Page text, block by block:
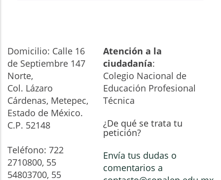
Domicilio: Calle 16
de Septiembre 147
Norte,
Col. Lázaro
Cárdenas, Metepec,
Estado de México.
C.P. 52148
Teléfono: 722
2710800, 55
54803700, 55
Atención a la
ciudadanía:
Colegio Nacional de
Educación Profesional
Técnica
¿De qué se trata tu
petición?
Envía tus dudas o
comentarios a